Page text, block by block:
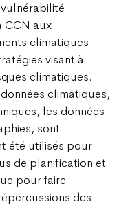
CCN aux
climatiques
visant à
climatiques.
climatiques,
les données
sont
été utilisés pour
de planification et
pour faire
des